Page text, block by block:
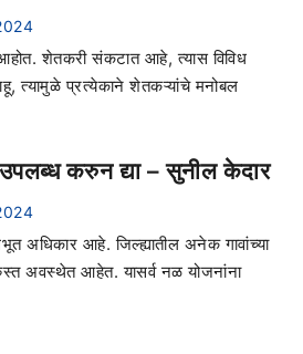
शेतकरी संकटात आहे, त्यास विविध
त्यामुळे प्रत्येकाने शेतकऱ्यांचे मनोबल
उपलब्ध करुन द्या – सुनील केदार
अधिकार आहे. जिल्ह्यातील अनेक गावांच्या
अवस्थेत आहेत. यासर्व नळ योजनांना